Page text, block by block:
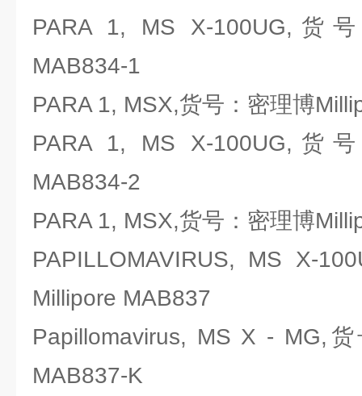
PARA 1, MS X-100UG,货
MAB834-1
PARA 1, MSX,货号：密理博
PARA 1, MS X-100UG,货
MAB834-2
PARA 1, MSX,货号：密理博
PAPILLOMAVIRUS, MS X-
Millipore MAB837
Papillomavirus, MS X - MG,
MAB837-K